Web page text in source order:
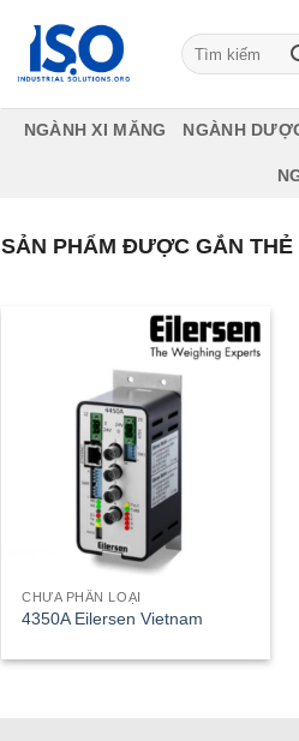
Tìm
kiếm:
NGÀNH XI MĂNG NGÀNH
SẢN PHẨM ĐƯỢC GẮN THẺ
CHƯA PHÂN LOẠI
4350A Eilersen Vietnam